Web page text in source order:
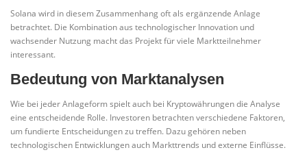
Solana wird in diesem Zusammenhang oft als ergänzende Anlage
betrachtet. Die Kombination aus technologischer Innovation und
wachsender Nutzung macht das Projekt für viele Marktteilnehmer
interessant.
Bedeutung von Marktanalysen
Wie bei jeder Anlageform spielt auch bei Kryptowährungen die Analyse
eine entscheidende Rolle. Investoren betrachten verschiedene Faktoren,
um fundierte Entscheidungen zu treffen. Dazu gehören neben
technologischen Entwicklungen auch Markttrends und externe Einflüsse.